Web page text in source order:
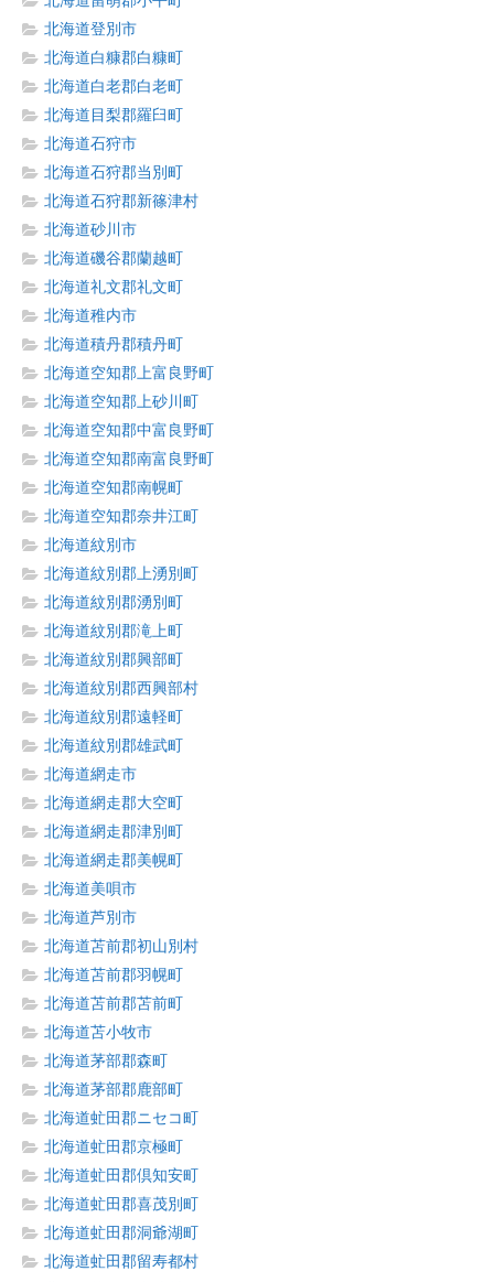
北海道登別市
北海道白糠郡白糠町
北海道白老郡白老町
北海道目梨郡羅臼町
北海道石狩市
北海道石狩郡当別町
北海道石狩郡新篠津村
北海道砂川市
北海道磯谷郡蘭越町
北海道礼文郡礼文町
北海道稚内市
北海道積丹郡積丹町
北海道空知郡上富良野町
北海道空知郡上砂川町
北海道空知郡中富良野町
北海道空知郡南富良野町
北海道空知郡南幌町
北海道空知郡奈井江町
北海道紋別市
北海道紋別郡上湧別町
北海道紋別郡湧別町
北海道紋別郡滝上町
北海道紋別郡興部町
北海道紋別郡西興部村
北海道紋別郡遠軽町
北海道紋別郡雄武町
北海道網走市
北海道網走郡大空町
北海道網走郡津別町
北海道網走郡美幌町
北海道美唄市
北海道芦別市
北海道苫前郡初山別村
北海道苫前郡羽幌町
北海道苫前郡苫前町
北海道苫小牧市
北海道茅部郡森町
北海道茅部郡鹿部町
北海道虻田郡ニセコ町
北海道虻田郡京極町
北海道虻田郡倶知安町
北海道虻田郡喜茂別町
北海道虻田郡洞爺湖町
北海道虻田郡留寿都村